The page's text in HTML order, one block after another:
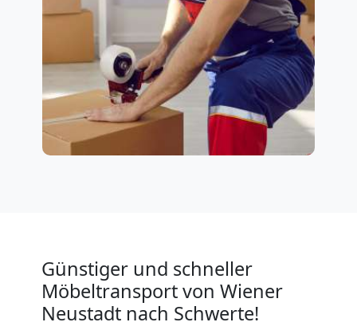
Günstiger und schneller
Möbeltransport von Wiener
Neustadt nach Schwerte!